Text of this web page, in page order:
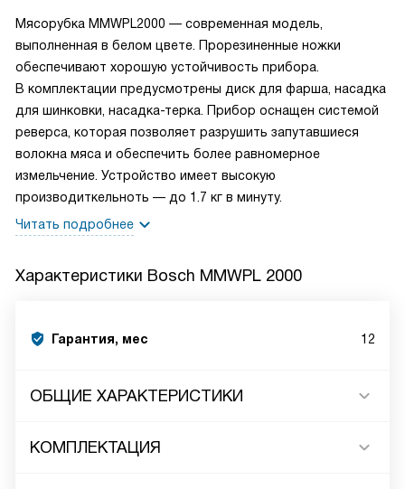
Мясорубка MMWPL2000 — современная модель,
выполненная в белом цвете. Прорезиненные ножки
обеспечивают хорошую устойчивость прибора.
В комплектации предусмотрены диск для фарша, насадка
для шинковки, насадка-терка. Прибор оснащен системой
реверса, которая позволяет разрушить запутавшиеся
волокна мяса и обеспечить более равномерное
измельчение. Устройство имеет высокую
производиткельноть — до 1.7 кг в минуту.
Читать подробнее
Характеристики Bosch MMWPL 2000
Гарантия, мес 12
ОБЩИЕ ХАРАКТЕРИСТИКИ
КОМПЛЕКТАЦИЯ